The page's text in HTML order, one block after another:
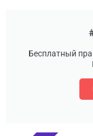
Бесплатный